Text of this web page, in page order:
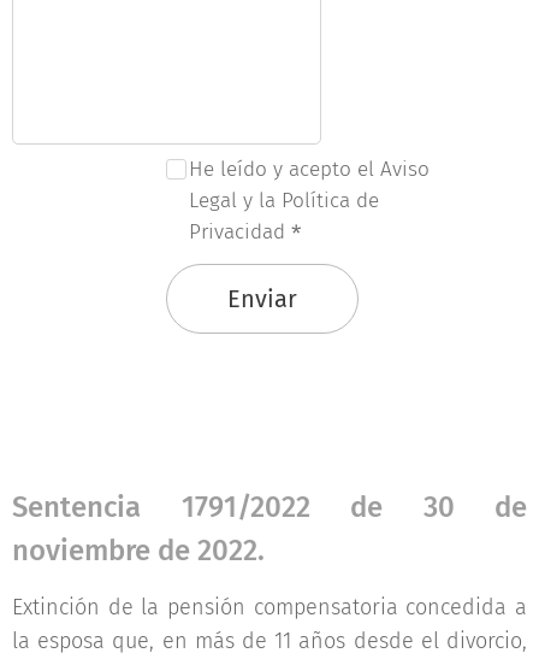
He leído y acepto el Aviso
Legal y la Política de
Privacidad
Enviar
Sentencia 1791/2022 de 30 de
noviembre de 2022.
Extinción de la pensión compensatoria concedida a
la esposa que, en más de 11 años desde el divorcio,